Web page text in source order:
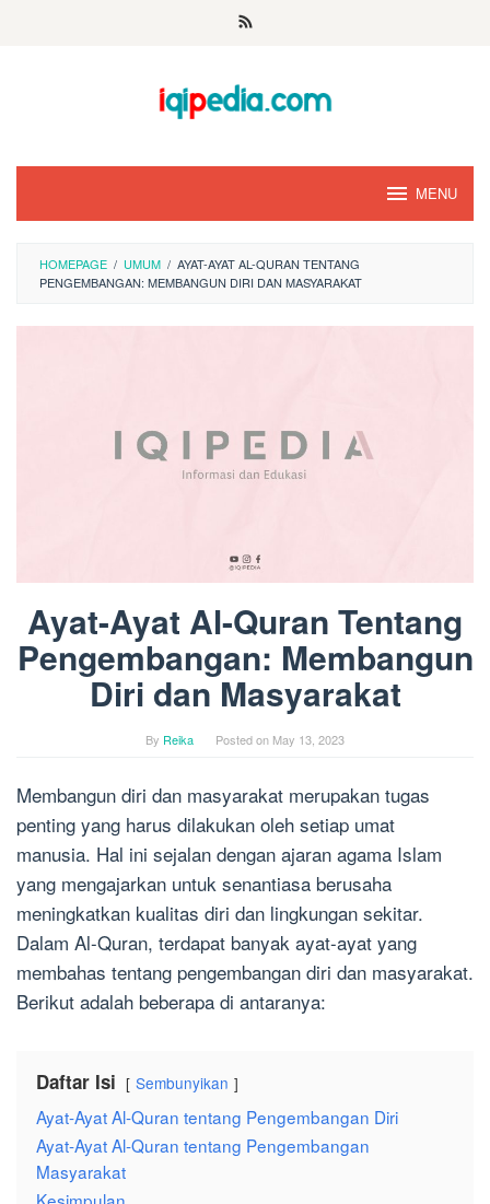
MENU
HOMEPAGE / UMUM / AYAT-AYAT AL-QURAN TENTANG
PENGEMBANGAN: MEMBANGUN DIRI DAN MASYARAKAT
Ayat-Ayat Al-Quran Tentang
Pengembangan: Membangun
Diri dan Masyarakat
By Reika Posted on May 13, 2023
Membangun diri dan masyarakat merupakan tugas
penting yang harus dilakukan oleh setiap umat
manusia. Hal ini sejalan dengan ajaran agama Islam
yang mengajarkan untuk senantiasa berusaha
meningkatkan kualitas diri dan lingkungan sekitar.
Dalam Al-Quran, terdapat banyak ayat-ayat yang
membahas tentang pengembangan diri dan masyarakat.
Berikut adalah beberapa di antaranya:
Daftar Isi Sembunyikan
Ayat-Ayat Al-Quran tentang Pengembangan Diri
Ayat-Ayat Al-Quran tentang Pengembangan
Masyarakat